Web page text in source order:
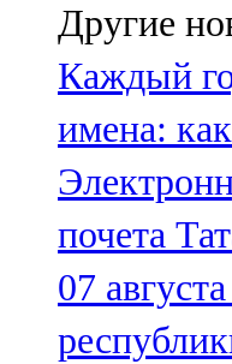
Другие
Каждый
имена:
почета
07